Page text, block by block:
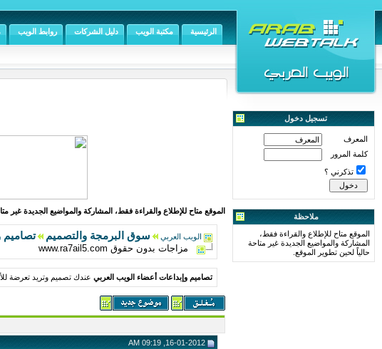
الرئيسية مكتبة الويب دليل الشركات روابط الويب
تسجيل دخول
المعرف
كلمة المرور
تذكرني ؟
ملاحظة
الموقع متاح للإطلاع والقراءة فقط،
المشاركة والمواضيع الجديدة غير متاحة
حالياً لحين تطوير الموقع.
الموقع متاح للإطلاع والقراءة فقط، المشاركة والمواضيع الجديدة غير
الويب العربي سوق البرمجة والتصميم تصاميم
مزاجات بدون حقوق www.ra7ail5.com
تصاميم وإبداعات أعضاء الويب العربي عندك تصميم وتريد تعرضة